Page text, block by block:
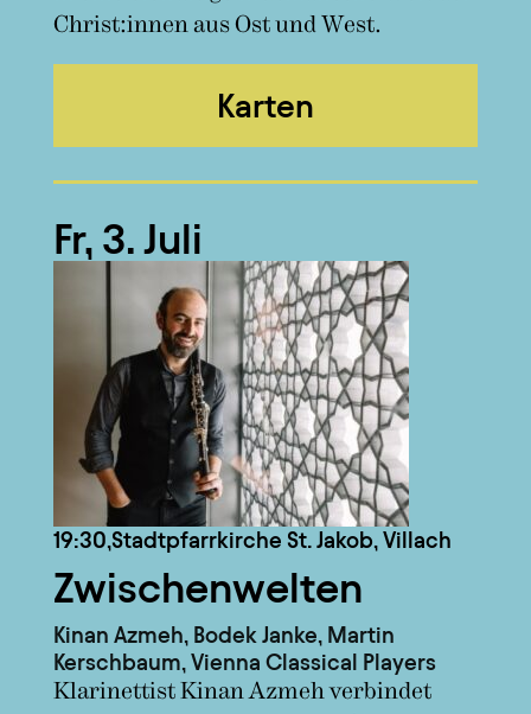
Karten
Christ:innen aus Ost und West.
19:30,Stadtpfarrkirche St. Jakob, Villach
Zwischenwelten
Kinan Azmeh, Bodek Janke, Martin
Kerschbaum, Vienna Classical Players
Fr, 3. Juli
Klarinettist Kinan Azmeh verbindet